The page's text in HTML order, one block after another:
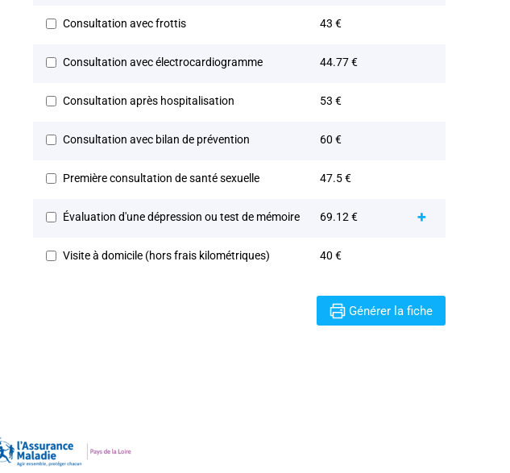
Consultation avec frottis 43 €
Consultation avec électrocardiogramme 44.77 €
Consultation après hospitalisation 53 €
Consultation avec bilan de prévention 60 €
Première consultation de santé sexuelle 47.5 €
Évaluation d'une dépression ou test de mémoire 69.12 €
Visite à domicile (hors frais kilométriques) 40 €
70 €
Consultation de suivi d'un enfant autiste
Générer la fiche